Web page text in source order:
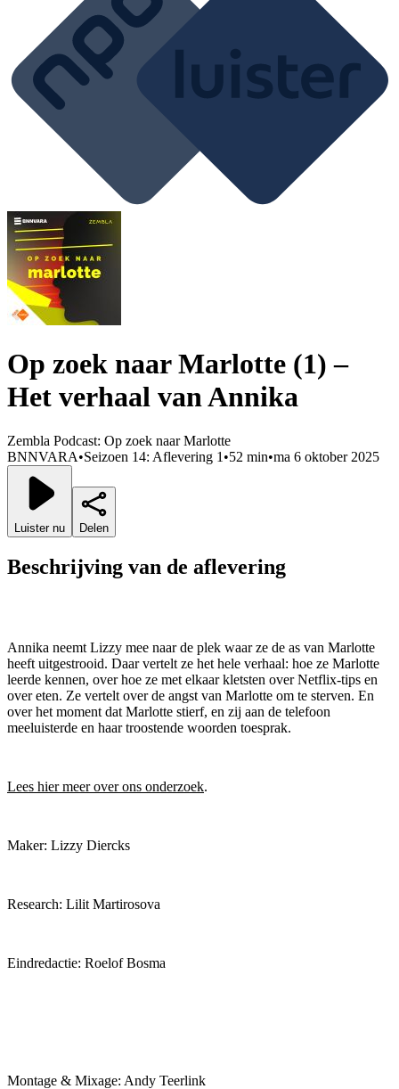
Op zoek naar Marlotte (1) –
Het verhaal van Annika
Zembla Podcast: Op zoek naar Marlotte
BNNVARA•Seizoen 14: Aflevering 1 •52 min•ma 6 oktober 2025
Luister nu Delen
Beschrijving van de aflevering
Annika neemt Lizzy mee naar de plek waar ze de as van Marlotte
heeft uitgestrooid. Daar vertelt ze het hele verhaal: hoe ze Marlotte
leerde kennen, over hoe ze met elkaar kletsten over Netflix-tips en
over eten. Ze vertelt over de angst van Marlotte om te sterven. En
over het moment dat Marlotte stierf, en zij aan de telefoon
meeluisterde en haar troostende woorden toesprak.
Lees hier meer over ons onderzoek.
Maker: Lizzy Diercks
Research: Lilit Martirosova
Eindredactie: Roelof Bosma
Montage & Mixage: Andy Teerlink